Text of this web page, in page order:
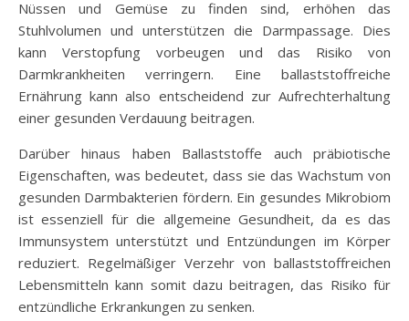
Nüssen und Gemüse zu finden sind, erhöhen das
Stuhlvolumen und unterstützen die Darmpassage. Dies
kann Verstopfung vorbeugen und das Risiko von
Darmkrankheiten verringern. Eine ballaststoffreiche
Ernährung kann also entscheidend zur Aufrechterhaltung
einer gesunden Verdauung beitragen.
Darüber hinaus haben Ballaststoffe auch präbiotische
Eigenschaften, was bedeutet, dass sie das Wachstum von
gesunden Darmbakterien fördern. Ein gesundes Mikrobiom
ist essenziell für die allgemeine Gesundheit, da es das
Immunsystem unterstützt und Entzündungen im Körper
reduziert. Regelmäßiger Verzehr von ballaststoffreichen
Lebensmitteln kann somit dazu beitragen, das Risiko für
entzündliche Erkrankungen zu senken.